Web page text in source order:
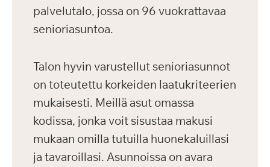
palvelutalo, jossa on 96 vuokrattavaa
senioriasuntoa.
Talon hyvin varustellut senioriasunnot
on toteutettu korkeiden laatukriteerien
mukaisesti. Meillä asut omassa
kodissa, jonka voit sisustaa makusi
mukaan omilla tutuilla huonekaluillasi
ja tavaroillasi. Asunnoissa on avara